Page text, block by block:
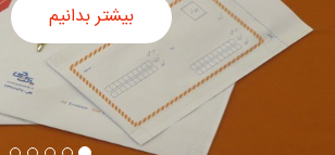
بیشتر بدانیم